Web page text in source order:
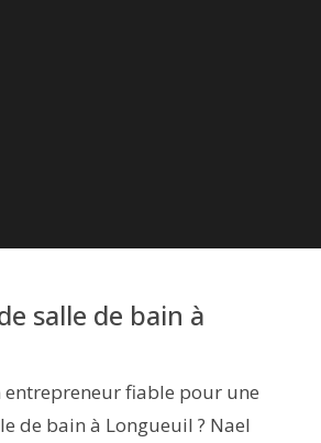
salle de bain à
entrepreneur fiable pour une
de bain à Longueuil ? Nael